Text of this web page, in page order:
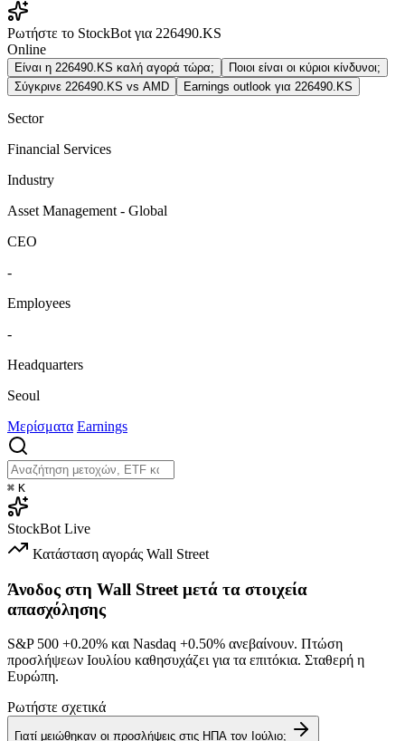
Ρωτήστε το StockBot για 226490.KS
Online
Είναι η 226490.KS καλή αγορά τώρα;
Ποιοι είναι οι κύριοι κίνδυνοι;
Σύγκρινε 226490.KS vs AMD
Earnings outlook για 226490.KS
Sector
Financial Services
Industry
Asset Management - Global
CEO
-
Employees
-
Headquarters
Seoul
Μερίσματα Earnings
⌘ K
StockBot Live
Κατάσταση αγοράς Wall Street
Άνοδος στη Wall Street μετά τα στοιχεία
απασχόλησης
S&P 500 +0.20% και Nasdaq +0.50% ανεβαίνουν. Πτώση
προσλήψεων Ιουλίου καθησυχάζει για τα επιτόκια. Σταθερή η
Ευρώπη.
Ρωτήστε σχετικά
Γιατί μειώθηκαν οι προσλήψεις στις ΗΠΑ τον Ιούλιο;